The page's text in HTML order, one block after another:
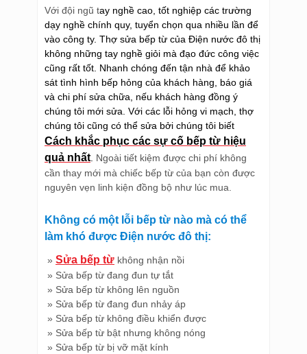
Với đội ngũ tay nghề cao, tốt nghiệp các trường
dạy nghề chính quy, tuyển chọn qua nhiều lần để
vào công ty. Thợ sửa bếp từ của Điện nước đô thị
không những tay nghề giỏi mà đạo đức công việc
cũng rất tốt. Nhanh chóng đến tận nhà để khảo
sát tình hình bếp hỏng của khách hàng, báo giá
và chi phí sửa chữa, nếu khách hàng đồng ý
chúng tôi mới sửa. Với các lỗi hỏng vi mạch, thợ
chúng tôi cũng có thể sửa bởi chúng tôi biết
Cách khắc phục các sự cố bếp từ hiệu
quả nhất. Ngoài tiết kiệm được chi phí không
cần thay mới mà chiếc bếp từ của bạn còn được
nguyên vẹn linh kiện đồng bộ như lúc mua.
Không có một lỗi bếp từ nào mà có thể
làm khó được Điện nước đô thị:
» Sửa bếp từ không nhận nồi
» Sửa bếp từ đang đun tự tắt
» Sửa bếp từ không lên nguồn
» Sửa bếp từ đang đun nhảy áp
» Sửa bếp từ không điều khiển được
» Sửa bếp từ bật nhưng không nóng
» Sửa bếp từ bị vỡ mặt kính